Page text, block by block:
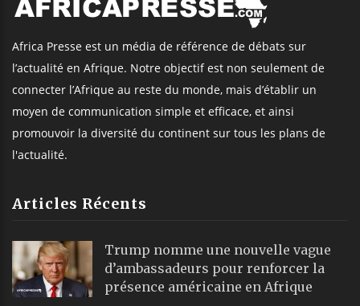
Africa Presse est un média de référence de débats sur
l’actualité en Afrique. Notre objectif est non seulement de
connecter l’Afrique au reste du monde, mais d’établir un
moyen de communication simple et efficace, et ainsi
promouvoir la diversité du continent sur tous les plans de
l'actualité.
Articles Récents
Trump nomme une nouvelle vague
d’ambassadeurs pour renforcer la
présence américaine en Afrique